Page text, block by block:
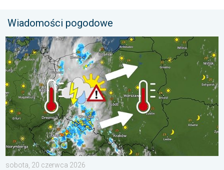
Wiadomości pogodowe
33 stopnie w cieniu i wędrujące nawałnice. Groźna i
sobota, 20 czerwca 2026